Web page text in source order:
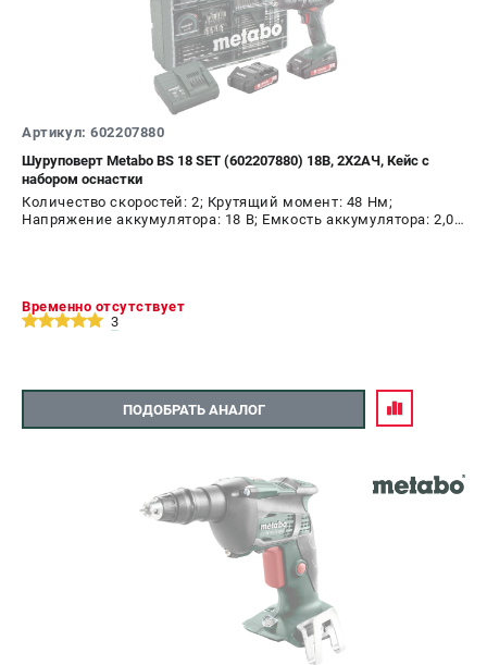
Артикул: 602207880
Шуруповерт Metabo BS 18 SET (602207880) 18В, 2X2АЧ, Кейс с
набором оснастки
Количество скоростей: 2; Крутящий момент: 48 Нм;
Напряжение аккумулятора: 18 В; Емкость аккумулятора: 2,0
Временно отсутствует
3
ПОДОБРАТЬ АНАЛОГ